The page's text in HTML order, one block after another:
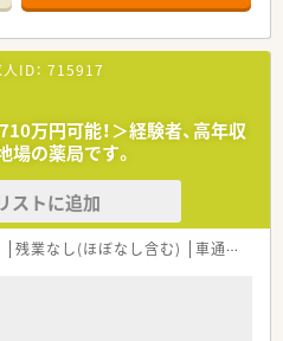
て】
分ほどの場所に位置しており、現
需している薬局です。
膚科の処方箋をメインに受付けてお
る環境が整っています。
制で対応しており、事務スタッフ
集中できる環境です。
着した店舗展開を行っており、地元
い信頼を得ている法人です。
務を行っているため、現場の意見が
高く、長年にわたって勤務している
て働ける大きな理由です。
ID： 715917
万円可能！＞経験者、高年収
の薬局です。
ストに追加
残業なし(ほぼなし含む) 車通勤可